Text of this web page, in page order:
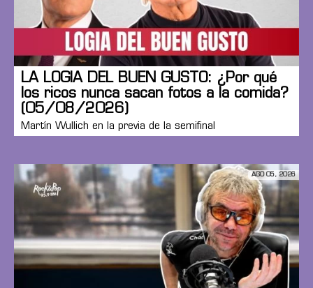
LA LOGIA DEL BUEN GUSTO: ¿Por qué
los ricos nunca sacan fotos a la comida?
(05/08/2026)
Martín Wullich en la previa de la semifinal
AGO 05, 2026